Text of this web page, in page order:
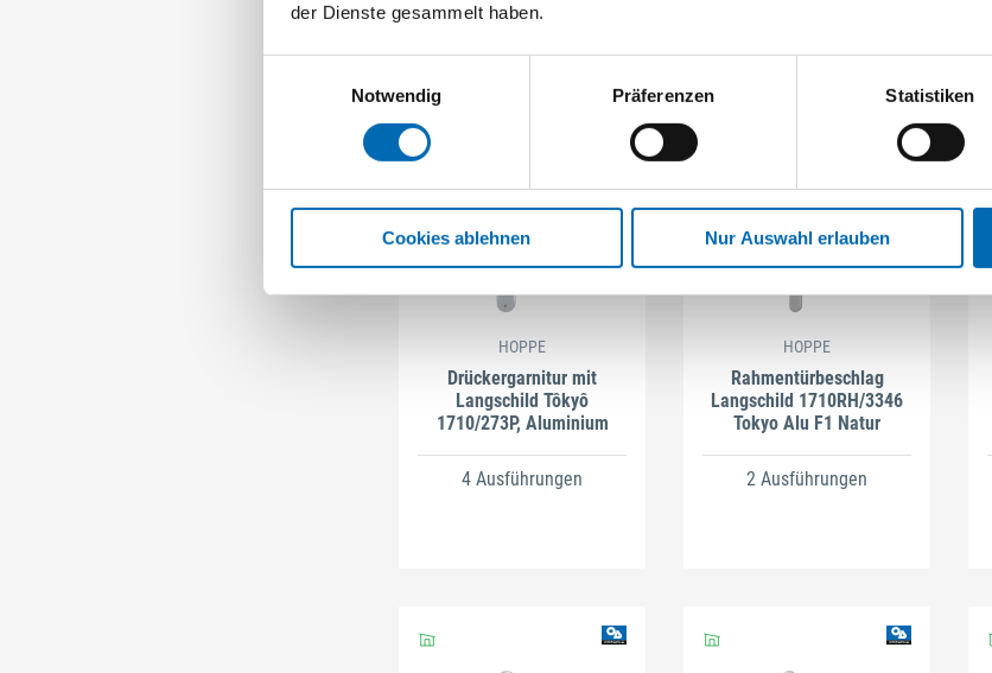
der Dienste gesammelt haben.
Notwendig
Präferenzen Statistiken
Cookies ablehnen Nur Auswahl erlauben
7 Ausführungen
HOPPE
Drückergarnitur mit
Langschild Tôkyô
1710/273P, Aluminium
4 Ausführungen
HOPPE
Rahmentürbeschlag
Langschild 1710RH/3346
Tokyo Alu F1 Natur
2 Ausführungen